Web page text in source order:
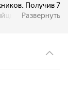
Получив 7
Бишоп
спецагентом
с
Развернуть